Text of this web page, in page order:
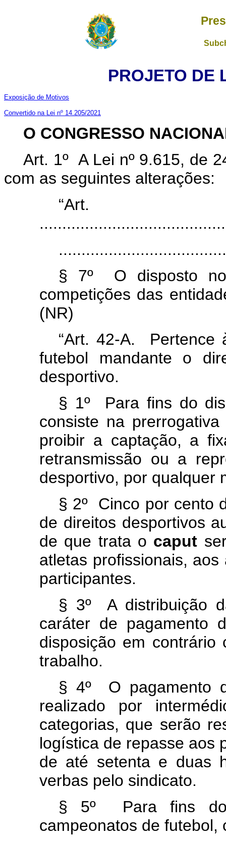
PROJETO DE
Exposição de Motivos
Convertido na Lei nº 14.205/2021
O CONGRESSO
Art. 1º A Lei nº 9.615, de
com as seguintes alterações:
§ 7º O disposto
competições das
(NR)
“Art. 42-A. Pertence
futebol mandante o
desportivo.
§ 1º Para fins do
consiste na
proibir a captação, a
retransmissão ou a
desportivo, por qualquer
§ 2º Cinco por cento
de direitos desportivos
de que trata o caput
atletas profissionais,
participantes.
§ 3º A distribuição
caráter de pagamento
disposição em contrário
trabalho.
§ 4º O pagamento
realizado por
categorias, que serão
logística de repasse aos
de até setenta e duas
verbas pelo sindicato.
§ 5º Para fins do
campeonatos de futebol,